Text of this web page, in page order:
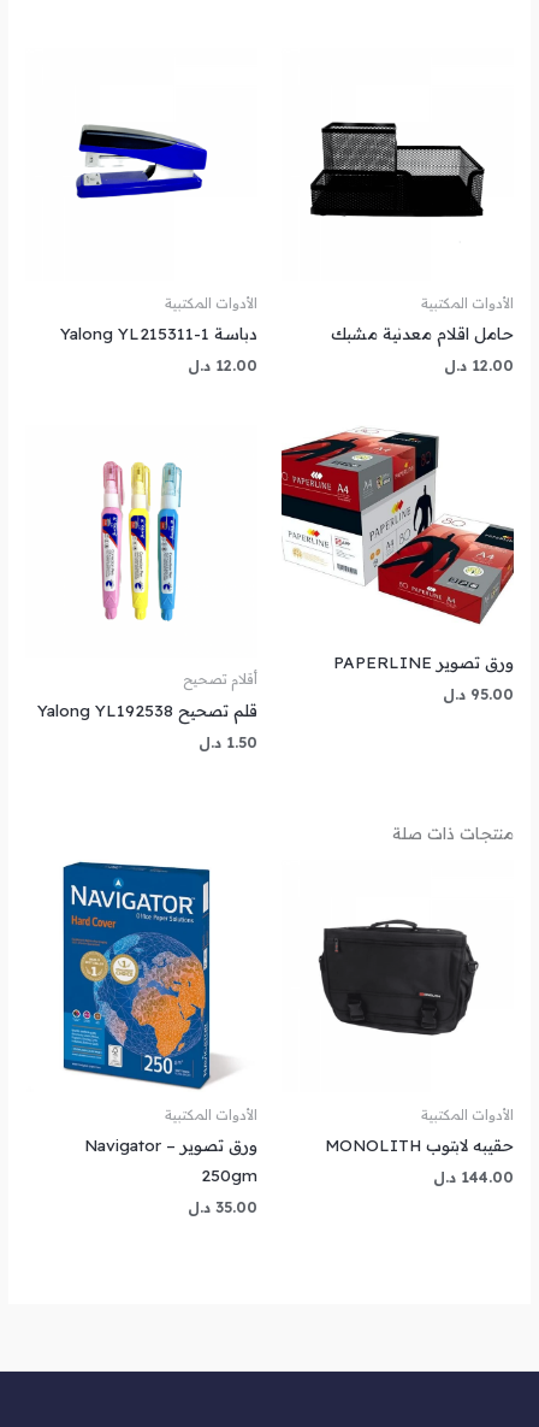
الأدوات المكتبية
حامل اقلام معدنية مشبك
12.00 د.ل
الأدوات المكتبية
دباسة Yalong YL215311-1
12.00 د.ل
ورق تصوير PAPERLINE
95.00 د.ل
أقلام تصحيح
قلم تصحيح Yalong YL192538
1.50 د.ل
منتجات ذات صلة
الأدوات المكتبية
حقيبه لابتوب MONOLITH
144.00 د.ل
الأدوات المكتبية
ورق تصوير Navigator –
250gm
35.00 د.ل